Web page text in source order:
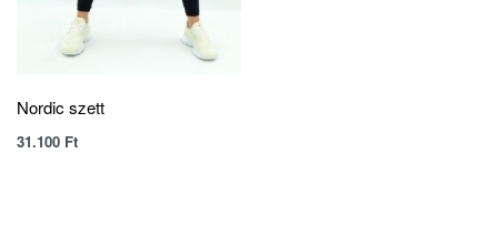
Nordic szett
31.100 Ft